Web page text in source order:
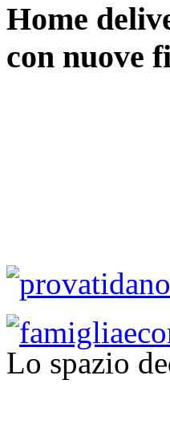
Home
con nuove
Lo spazio